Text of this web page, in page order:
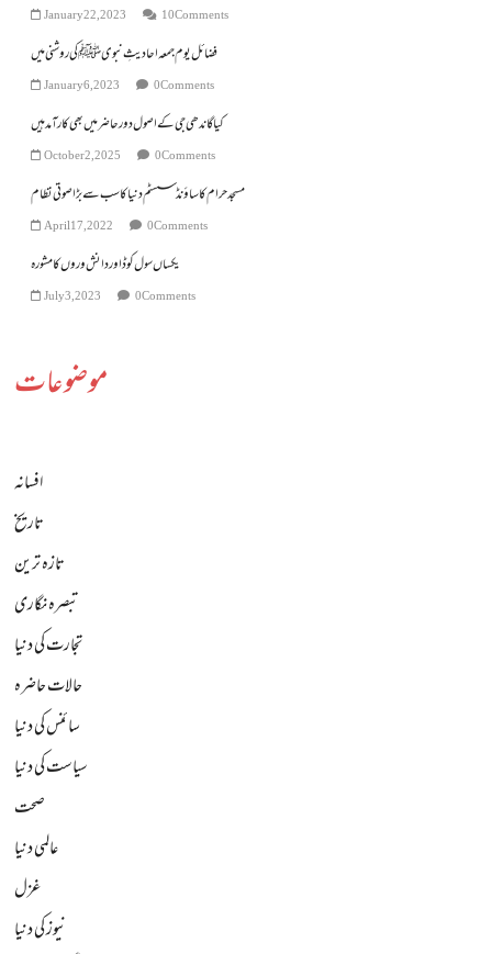
January 22, 2023 10 Comments
فضائل یوم جمعہ احادیثِ نبوی ﷺ کی روشنی میں
January 6, 2023 0 Comments
کیا گاندھی جی کے اصول دور حاضرمیں بھی کارآمد ہیں
October 2, 2025 0 Comments
مسجد حرام کا ساؤنڈ سسٹم دنیا کا سب سے بڑا صوتی نظام
April 17, 2022 0 Comments
یکساں سول کوڈ اور دانش وروں کا مشورہ
July 3, 2023 0 Comments
موضوعات
افسانہ
تاریخ
تازہ ترین
تبصرہ نگاری
تجارت کی دنیا
حالات حاضرہ
سائنس کی دنیا
سیاست کی دنیا
صحت
عالمی دنیا
غزل
نیوز کی دنیا